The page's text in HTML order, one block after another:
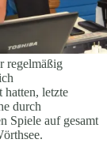
regelmäßig
hatten, letzte
durch
Spiele auf gesamt